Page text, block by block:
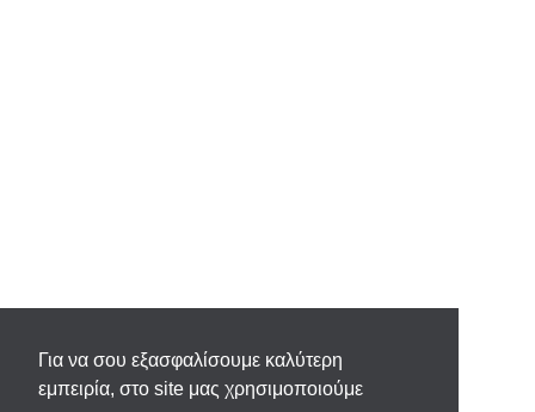
Για να σου εξασφαλίσουμε καλύτερη
εμπειρία, στο site μας χρησιμοποιούμε